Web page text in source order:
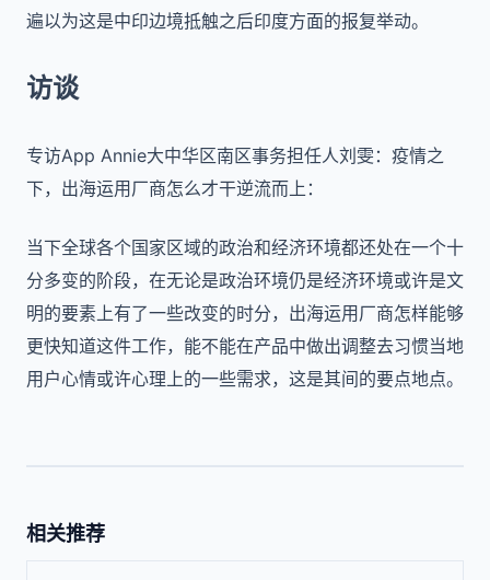
遍以为这是中印边境抵触之后印度方面的报复举动。
访谈
专访App Annie大中华区南区事务担任人刘雯：疫情之
下，出海运用厂商怎么才干逆流而上：
当下全球各个国家区域的政治和经济环境都还处在一个十
分多变的阶段，在无论是政治环境仍是经济环境或许是文
明的要素上有了一些改变的时分，出海运用厂商怎样能够
更快知道这件工作，能不能在产品中做出调整去习惯当地
用户心情或许心理上的一些需求，这是其间的要点地点。
相关推荐